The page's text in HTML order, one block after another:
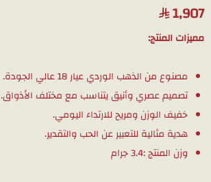
1,907
مميزات المنتج:
مصنوع من الذهب الوردي عيار 18 عالي الجودة.
تصميم عصري وأنيق يتناسب مع مختلف الأذواق.
خفيف الوزن ومريح للارتداء اليومي.
هدية مثالية للتعبير عن الحب والتقدير.
وزن المنتج :3.4 جرام